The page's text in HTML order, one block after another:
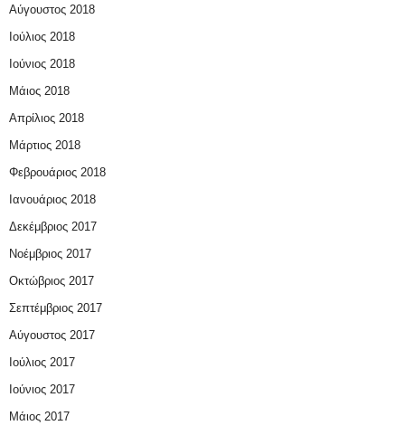
Αύγουστος 2018
Ιούλιος 2018
Ιούνιος 2018
Μάιος 2018
Απρίλιος 2018
Μάρτιος 2018
Φεβρουάριος 2018
Ιανουάριος 2018
Δεκέμβριος 2017
Νοέμβριος 2017
Οκτώβριος 2017
Σεπτέμβριος 2017
Αύγουστος 2017
Ιούλιος 2017
Ιούνιος 2017
Μάιος 2017